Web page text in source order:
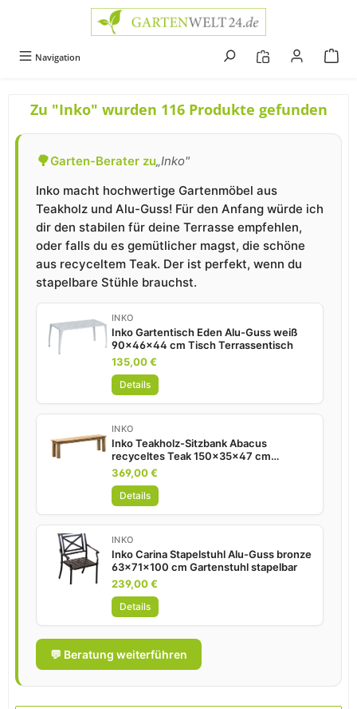
Navigation
Zu "Inko" wurden 116 Produkte gefunden
🌳Garten-Berater zu„Inko"
Inko macht hochwertige Gartenmöbel aus
Teakholz und Alu-Guss! Für den Anfang würde ich
dir den stabilen für deine Terrasse empfehlen,
oder falls du es gemütlicher magst, die schöne
aus recyceltem Teak. Der ist perfekt, wenn du
stapelbare Stühle brauchst.
INKO
Inko Gartentisch Eden Alu-Guss weiß
90x46x44 cm Tisch Terrassentisch
135,00 €
Details
INKO
Inko Teakholz-Sitzbank Abacus
recyceltes Teak 150x35x47 cm
Gartenbank Holzbank
369,00 €
Details
INKO
Inko Carina Stapelstuhl Alu-Guss bronze
63x71x100 cm Gartenstuhl stapelbar
239,00 €
Details
💬 Beratung weiterführen